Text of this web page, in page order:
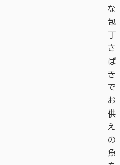
な
包
丁
さ
ば
き
で
お
供
え
の
魚